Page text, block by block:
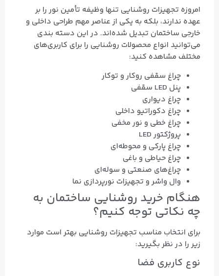
امروزه تجهیزات روشنایی تنها وظیفه تأمین نور را بر
عهده ندارند، بلکه به یکی از عناصر مهم طراحی داخلی و
خارجی ساختمان تبدیل شده‌اند. در این دسته‌ بندی
می‌توانید انواع محصولات روشنایی را برای کاربری‌های
مختلف مشاهده کنید:
چراغ سقفی روکار و توکار
پنل LED سقفی
چراغ دیواری
چراغ دکوراتیو داخلی
چراغ خطی و نور مخفی
پروژکتور LED
چراغ پارکی و محوطه‌ای
چراغ حیاطی و باغی
چراغ‌های صنعتی و سوله‌ای
وال واشر و تجهیزات نورپردازی نما
هنگام خرید روشنایی ساختمان به
چه نکاتی توجه کنیم؟
برای انتخاب مناسب تجهیزات روشنایی بهتر است موارد
زیر را در نظر بگیرید:
نوع کاربری فضا